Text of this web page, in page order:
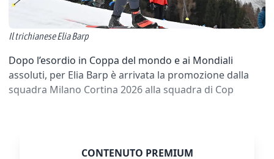
Il trichianese Elia Barp
Dopo l’esordio in Coppa del mondo e ai Mondiali
assoluti, per Elia Barp è arrivata la promozione dalla
squadra Milano Cortina 2026 alla squadra di Cop
CONTENUTO PREMIUM